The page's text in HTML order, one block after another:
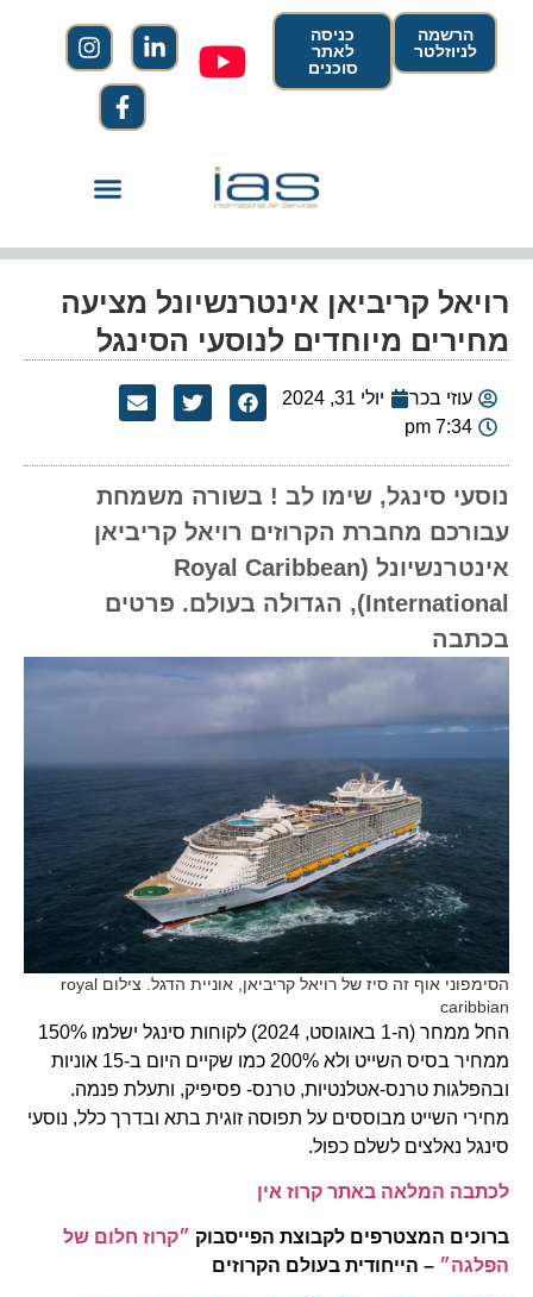
הרשמה
לניוזלטר
כניסה
לאתר
סוכנים
רויאל קריביאן אינטרנשיונל מציעה
מחירים מיוחדים לנוסעי הסינגל
עוזי בכר
יולי 31, 2024
7:34 pm
נוסעי סינגל, שימו לב ! בשורה משמחת
עבורכם מחברת הקרוזים רויאל קריביאן
אינטרנשיונל (Royal Caribbean
International), הגדולה בעולם. פרטים
בכתבה
הסימפוני אוף זה סיז של רויאל קריביאן, אוניית הדגל. צילום royal
caribbian
החל ממחר (ה-1 באוגוסט, 2024) לקוחות סינגל ישלמו 150%
ממחיר בסיס השייט ולא 200% כמו שקיים היום ב-15 אוניות
ובהפלגות טרנס-אטלנטיות, טרנס- פסיפיק, ותעלת פנמה.
מחירי השייט מבוססים על תפוסה זוגית בתא ובדרך כלל, נוסעי
סינגל נאלצים לשלם כפול.
לכתבה המלאה באתר קרוז אין
ברוכים המצטרפים לקבוצת הפייסבוק ״קרוז חלום של
הפלגה״ – הייחודית בעולם הקרוזים